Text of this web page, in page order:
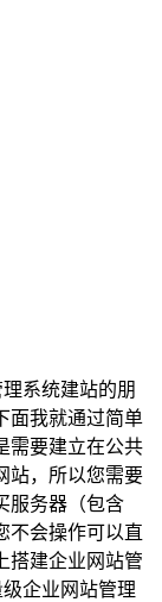
系统建站的朋
面我就通过简单
需要建立在公共
站，所以您需要
服务器（包含
不会操作可以直
搭建企业网站管
企业网站管理